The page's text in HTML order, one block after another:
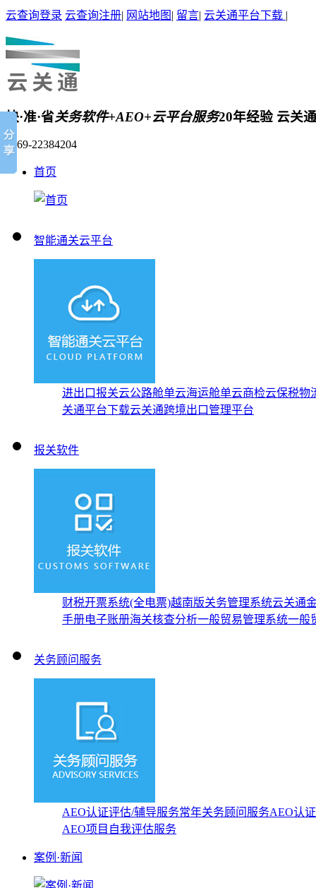
云查询登录 云查询注册| 网站地图 | 留言| 云关通平台下载 |
快·准·省关务软件+AEO+云平台服务20年经验 云关
0769-22384204
首页
智能通关云平台
进出口报关云公路舱单云海运舱单云商检云保税物
关通平台下载云关通跨境出口管理平台
报关软件
财税开票系统(全电票)越南版关务管理系统云关通
手册电子账册海关核查分析一般贸易管理系统一般
关务顾问服务
AEO认证评估/辅导服务常年关务顾问服务AEO认
AEO项目自我评估服务
案例·新闻